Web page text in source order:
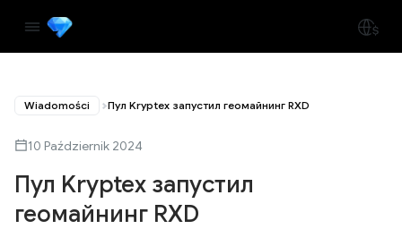
Wiadomości Пул Kryptex запустил геомайнинг RXD
10 Październik 2024
Пул Kryptex запустил
геомайнинг RXD